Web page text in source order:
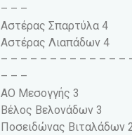
– – –
Αστέρας Σπαρτύλα 4
Αστέρας Λιαπάδων 4
– – – – – – – – – – – – –
– – –
ΑΟ Μεσογγής 3
Βέλος Βελονάδων 3
Ποσειδώνας Βιταλάδων